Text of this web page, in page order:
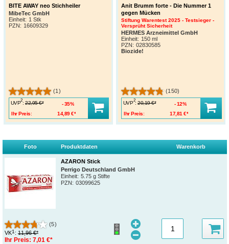
BITE AWAY neo Stichheiler
MibeTec GmbH
Einheit: 1 Stk
PZN: 16609329
(1)
UVP
2
: 22,95 €*
Ihr Preis:
14,89 €*
35%
Anit Brumm forte - Die Nummer 1
gegen Mücken
Stiftung Warentest 2025 - Testsieger -
Versprüht Sicherheit
HERMES Arzneimittel GmbH
Einheit: 150 ml
PZN: 02830585
Biozide!
(150)
UVP
2
: 20,19 €*
Ihr Preis:
17,81 €*
12%
Foto Produktdaten Warenkorb
AZARON Stick
Perrigo Deutschland GmbH
Einheit: 5.75 g Stifte
PZN: 03099625
(5)
VK1 : 11,96 €*
Ihr Preis: 7,01 €*